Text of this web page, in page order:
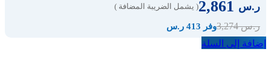
ر.س ( يشمل الضريبة المضافة )
ر.س3,274 وفر 413 ر.س
إضافة إلى السلة